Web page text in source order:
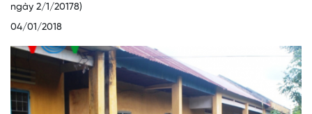
ngày 2/1/20178)
04/01/2018